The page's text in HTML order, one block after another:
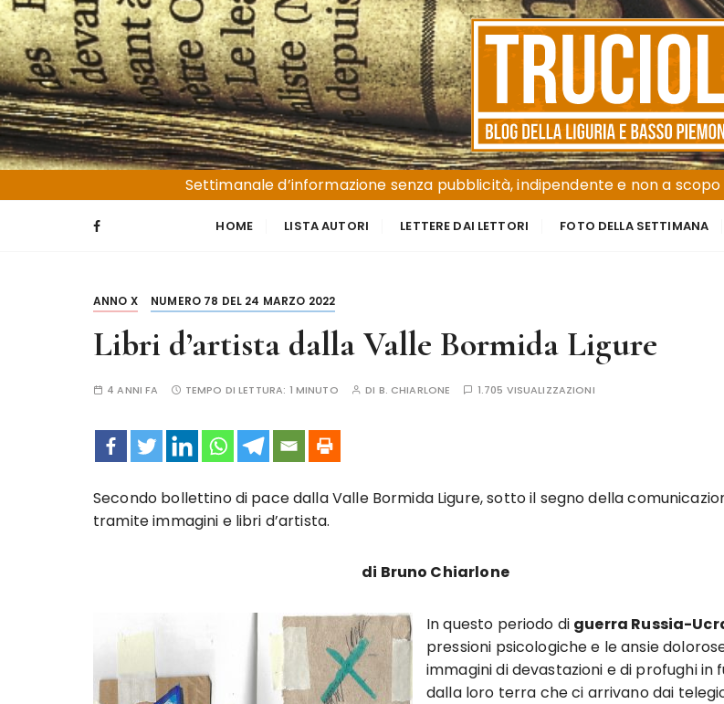
S
a
l
t
a
a
l
c
Trucioli
Liguria e Basso Piemonte
Settimanale d’informazione senza pubblicità, indipendente e non a
HOME LISTA AUTORI LETTERE DAI LETTORI FOTO DELLA SETTIMANA
ANNO X NUMERO 78 DEL 24 MARZO 2022
Libri d’artista dalla Valle Bormida Ligure
4 ANNI FA TEMPO DI LETTURA: 1 MINUTO DI B. CHIARLONE 1.705 VISUALIZZAZIONI
Secondo bollettino di pace dalla Valle Bormida Ligure, sotto il segno della
tramite immagini e libri d’artista.
di Bruno Chiarlone
In questo periodo di guerra Russia-
pressioni psicologiche e le ansie
immagini di devastazioni e di profughi in
dalla loro terra che ci arrivano dai